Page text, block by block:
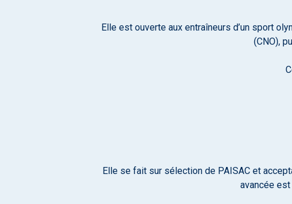
Elle est ouverte aux entraîneurs d’un sport
(CNO),
Elle se fait sur sélection de PAISAC et
avancée